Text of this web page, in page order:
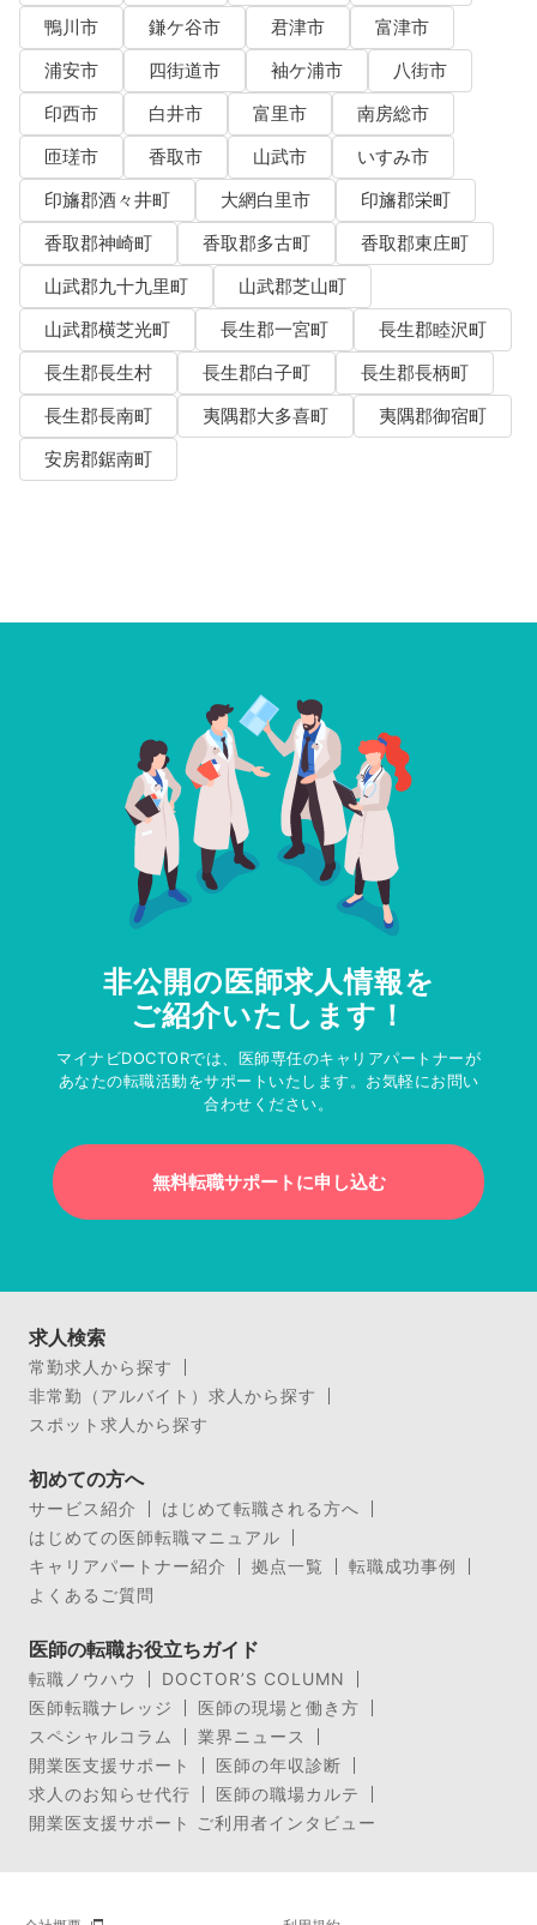
鴨川市
鎌ケ谷市 君津市
富津市
浦安市
四街道市 袖ケ浦市
八街市
印西市
白井市 富里市
南房総市
匝瑳市
香取市 山武市
いすみ市
印旛郡酒々井町
大網白里市
印旛郡栄町
香取郡神崎町
香取郡多古町
香取郡東庄町
山武郡九十九里町
山武郡芝山町
山武郡横芝光町
長生郡一宮町
長生郡睦沢町
長生郡長生村
長生郡白子町
長生郡長柄町
長生郡長南町
夷隅郡大多喜町
夷隅郡御宿町
安房郡鋸南町
非公開の医師求人情報を
ご紹介いたします！
マイナビDOCTORでは、医師専任のキャリアパートナーが
あなたの転職活動をサポートいたします。お気軽にお問い
合わせください。
無料転職サポートに申し込む
求人検索
常勤求人から探す
非常勤（アルバイト）求人から探す
スポット求人から探す
初めての方へ
サービス紹介
はじめて転職される方へ
はじめての医師転職マニュアル
キャリアパートナー紹介
拠点一覧
転職成功事例
よくあるご質問
医師の転職お役立ちガイド
転職ノウハウ
DOCTOR’S COLUMN
医師転職ナレッジ
医師の現場と働き方
スペシャルコラム
業界ニュース
開業医支援サポート
医師の年収診断
求人のお知らせ代行
医師の職場カルテ
開業医支援サポート ご利用者インタビュー